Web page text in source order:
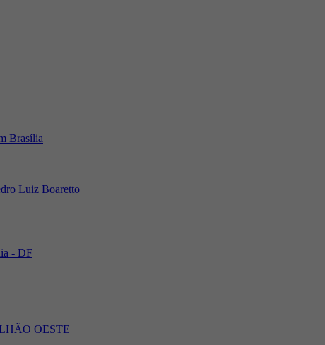
Brasília
Luiz Boaretto
- DF
OESTE